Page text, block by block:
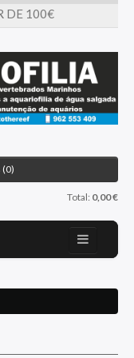
DE 100€
Total: 0,00 €